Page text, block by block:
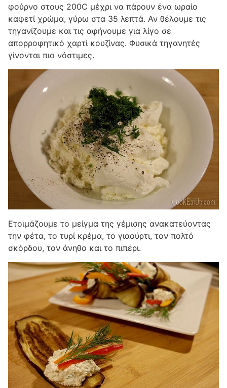
φούρνο στους 200C μέχρι να πάρουν ένα ωραίο
καφετί χρώμα, γύρω στα 35 λεπτά. Αν θέλουμε τις
τηγανίζουμε και τις αφήνουμε για λίγο σε
απορροφητικό χαρτί κουζίνας. Φυσικά τηγανητές
γίνονται πιο νόστιμες.
Ετοιμάζουμε το μείγμα της γέμισης ανακατεύοντας
την φέτα, το τυρί κρέμα, το γιαούρτι, τον πολτό
σκόρδου, τον άνηθο και το πιπέρι.